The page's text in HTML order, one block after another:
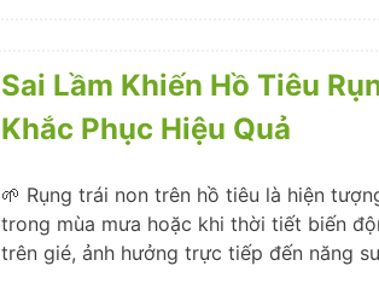
Sai Lầm Khiến Hồ Tiêu
Khắc Phục Hiệu Quả
🌱 Rụng trái non trên hồ tiêu là hiện
trong mùa mưa hoặc khi thời tiết biến
trên gié, ảnh hưởng trực tiếp đến năng